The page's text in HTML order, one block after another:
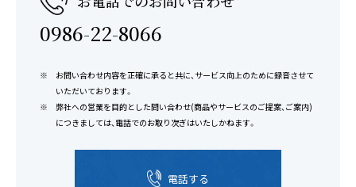
0986-22-8066
お問い合わせ内容を正確に承ると共に、サービス向上のために録音させて
いただいております。
弊社への営業を目的とした問い合わせ(商品やサービスのご提案、ご案内)
につきましては、電話でのお取り次ぎはいたしかねます。
電話する